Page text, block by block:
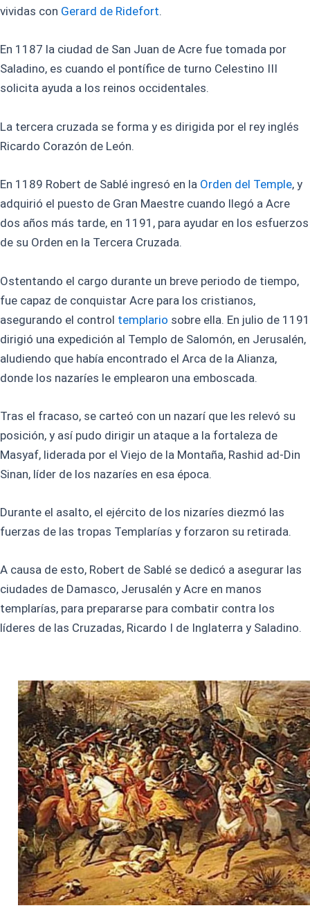
vividas con Gerard de Ridefort.
En 1187 la ciudad de San Juan de Acre fue tomada por
Saladino, es cuando el pontífice de turno Celestino III
solicita ayuda a los reinos occidentales.
La tercera cruzada se forma y es dirigida por el rey inglés
Ricardo Corazón de León.
En 1189 Robert de Sablé ingresó en la Orden del Temple, y
adquirió el puesto de Gran Maestre cuando llegó a Acre
dos años más tarde, en 1191, para ayudar en los esfuerzos
de su Orden en la Tercera Cruzada.
Ostentando el cargo durante un breve periodo de tiempo,
fue capaz de conquistar Acre para los cristianos,
asegurando el control templario sobre ella. En julio de 1191
dirigió una expedición al Templo de Salomón, en Jerusalén,
aludiendo que había encontrado el Arca de la Alianza,
donde los nazaríes le emplearon una emboscada.
Tras el fracaso, se carteó con un nazarí que les relevó su
posición, y así pudo dirigir un ataque a la fortaleza de
Masyaf, liderada por el Viejo de la Montaña, Rashid ad-Din
Sinan, líder de los nazaríes en esa época.
Durante el asalto, el ejército de los nizaríes diezmó las
fuerzas de las tropas Templarías y forzaron su retirada.
A causa de esto, Robert de Sablé se dedicó a asegurar las
ciudades de Damasco, Jerusalén y Acre en manos
templarías, para prepararse para combatir contra los
líderes de las Cruzadas, Ricardo I de Inglaterra y Saladino.